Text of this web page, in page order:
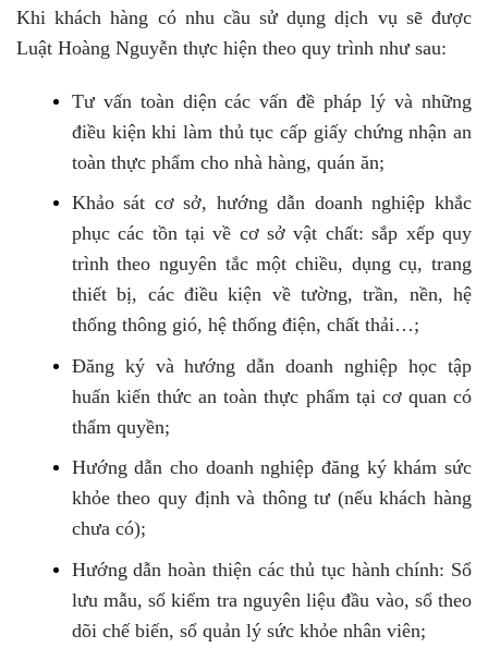
Khi khách hàng có nhu cầu sử dụng dịch vụ sẽ được
Luật Hoàng Nguyễn thực hiện theo quy trình như sau:
Tư vấn toàn diện các vấn đề pháp lý và những
điều kiện khi làm thủ tục cấp giấy chứng nhận an
toàn thực phẩm cho nhà hàng, quán ăn;
Khảo sát cơ sở, hướng dẫn doanh nghiệp khắc
phục các tồn tại về cơ sở vật chất: sắp xếp quy
trình theo nguyên tắc một chiều, dụng cụ, trang
thiết bị, các điều kiện về tường, trần, nền, hệ
thống thông gió, hệ thống điện, chất thải…;
Đăng ký và hướng dẫn doanh nghiệp học tập
huấn kiến thức an toàn thực phẩm tại cơ quan có
thẩm quyền;
Hướng dẫn cho doanh nghiệp đăng ký khám sức
khỏe theo quy định và thông tư (nếu khách hàng
chưa có);
Hướng dẫn hoàn thiện các thủ tục hành chính: Sổ
lưu mẫu, sổ kiểm tra nguyên liệu đầu vào, sổ theo
dõi chế biến, sổ quản lý sức khỏe nhân viên;